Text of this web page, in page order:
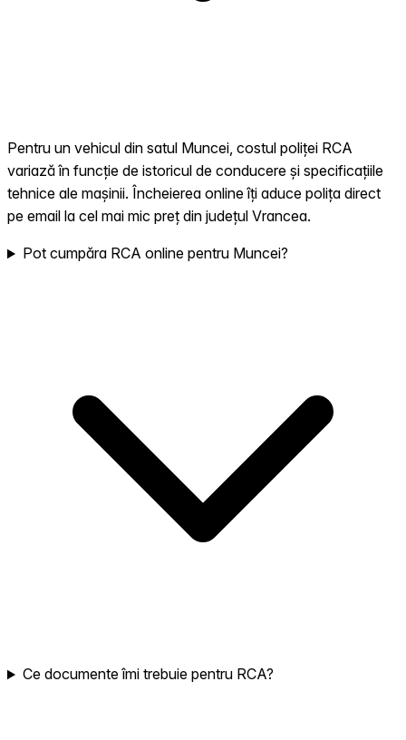
Pentru un vehicul din satul Muncei, costul poliței RCA
variază în funcție de istoricul de conducere și specificațiile
tehnice ale mașinii. Încheierea online îți aduce polița direct
pe email la cel mai mic preț din județul Vrancea.
Pot cumpăra RCA online pentru Muncei?
Ce documente îmi trebuie pentru RCA?